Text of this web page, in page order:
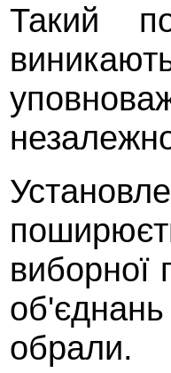
Такий
виборної
обрали.